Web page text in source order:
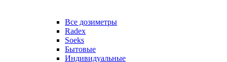
Все дозиметры
Radex
Soeks
Бытовые
Индивидуальные